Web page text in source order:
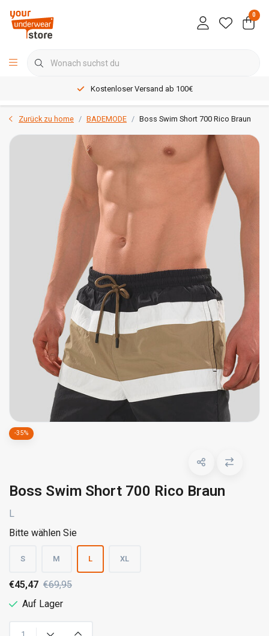
0
Kostenloser Versand ab 100€
Zurück zu home BADEMODE Boss Swim Short 700 Rico Braun
-35%
Boss Swim Short 700 Rico Braun
L
Bitte wählen Sie
S M L XL
€45,47 €69,95
Auf Lager